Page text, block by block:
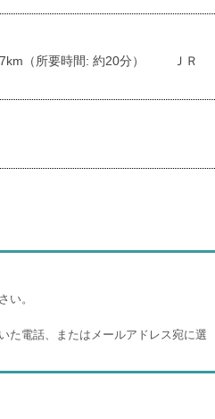
7km（所要時間: 約20分） ＪＲ
い。
た電話、またはメールアドレス宛に選